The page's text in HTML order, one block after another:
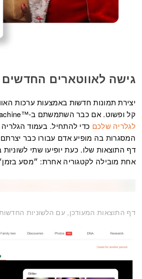
גישה לאווטארים החדשים
יצירת תמונות חדשות באמצעות ערכות
קל ופשוט. אם כבר השתמשתם ב-™
לגלריה שלכם כדי להתחיל. בעמוד
המסגרות בה מופיע אדם עבורו כבר יצרתם
דף התוצאות שלו. כעת יופיעו שתי
אחת מובילה לקטגוריה אחרת: ״מסע
דף התוצאות המעודכן, עם הלשוניות